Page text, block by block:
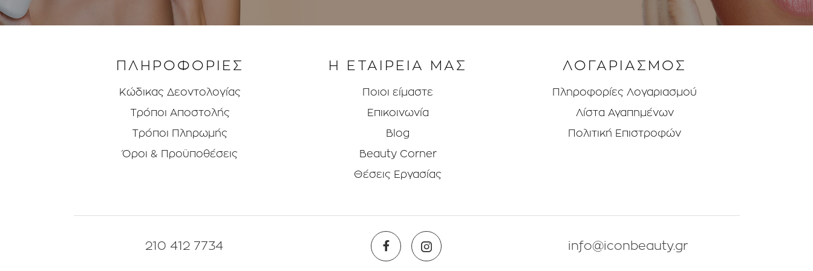
ΠΛΗΡΟΦΟΡΙΕΣ
Κώδικας Δεοντολογίας
Τρόποι Aποστολής
Τρόποι Πληρωμής
Όροι & Προϋποθέσεις
Η ΕΤΑΙΡΕΙΑ ΜΑΣ
Ποιοι είμαστε
Επικοινωνία
Blog
Beauty Corner
Θέσεις Eργασίας
ΛΟΓΑΡΙΑΣΜΟΣ
Πληροφορίες Λογαριασμού
Λίστα Αγαπημένων
Πολιτική Επιστροφών
210 412 7734 info@iconbeauty.gr